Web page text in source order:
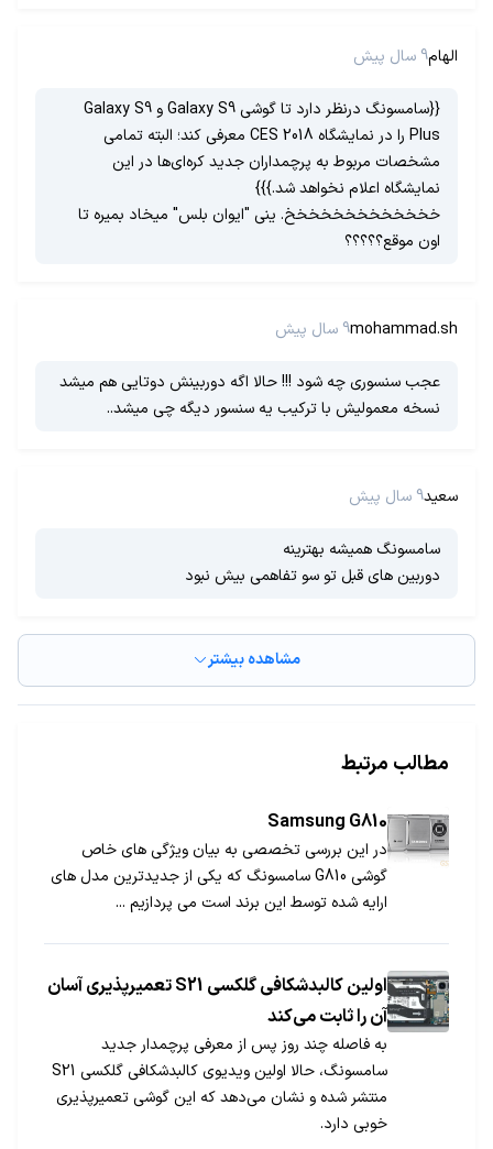
الهام9 سال پیش
{{سامسونگ درنظر دارد تا گوشی Galaxy S9 و Galaxy S9
Plus را در نمایشگاه CES 2018 معرفی کند؛ البته تمامی
مشخصات مربوط به پرچمداران جدید کره‌ای‌ها در این
نمایشگاه اعلام نخواهد شد.}}}
خخخخخخخخخخخخخ. ینی "ایوان بلس" میخاد بمیره تا
اون موقع؟؟؟؟؟
mohammad.sh9 سال پیش
عجب سنسوری چه شود !!! حالا اگه دوربینش دوتایی هم میشد
نسخه معمولیش با ترکیب یه سنسور دیگه چی میشد..
سعید9 سال پیش
سامسونگ همیشه بهترینه
دوربین های قبل تو سو تفاهمی بیش نبود
مشاهده بیشتر
مطالب مرتبط
Samsung G810
در این بررسی تخصصی به بیان ویژگی های خاص
گوشی G810 سامسونگ که یکی از جدیدترین مدل های
ارایه شده توسط این برند است می پردازیم ...
اولین کالبدشکافی گلکسی S21 تعمیرپذیری آسان
آن را ثابت می‌کند
به فاصله چند روز پس از معرفی پرچمدار جدید
سامسونگ، حالا اولین ویدیوی کالبدشکافی گلکسی S21
منتشر شده و نشان می‌دهد که این گوشی تعمیرپذیری
خوبی دارد.